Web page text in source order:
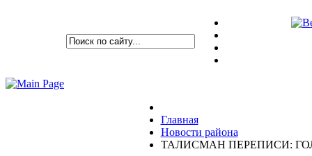
Главная
Новости района
ТАЛИСМАН ПЕРЕПИСИ: